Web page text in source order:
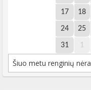
17 18
24 25
31 1
Šiuo metu renginių nėra